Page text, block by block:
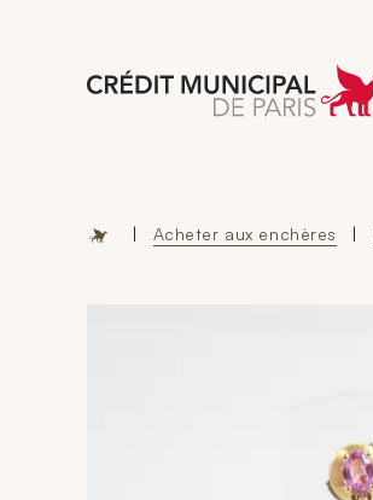
| Acheter aux enchères |